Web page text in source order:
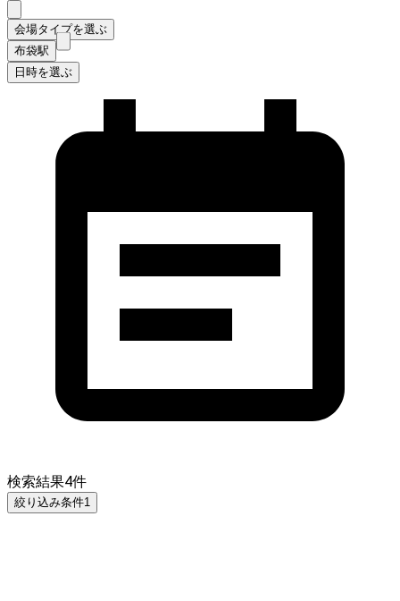
会場タイプを選ぶ
布袋駅
日時を選ぶ
検索結果4件
絞り込み条件1